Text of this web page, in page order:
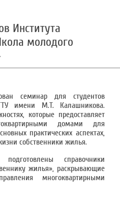
Института
молодого
семинар для студентов
имени М.Т. Калашникова.
которые предоставляет
домами для
практических аспектах,
собственники жилья.
справочники
жилья», раскрывающие
многоквартирными